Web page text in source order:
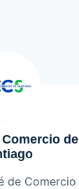
de
de Comercio